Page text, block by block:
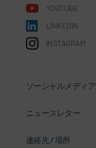
YOUTUBE
LINKEDIN
INSTAGRAM
ソーシャルメディア
ニュースレター
連絡先 / 場所